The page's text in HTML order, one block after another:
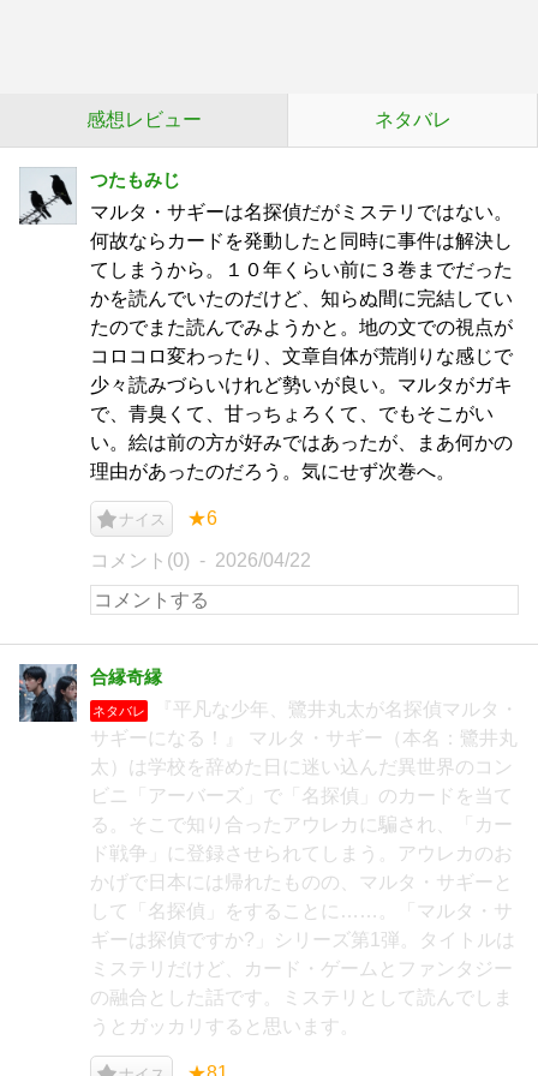
感想レビュー ネタバレ
つたもみじ
マルタ・サギーは名探偵だがミステリではない。
何故ならカードを発動したと同時に事件は解決し
てしまうから。１０年くらい前に３巻までだった
かを読んでいたのだけど、知らぬ間に完結してい
たのでまた読んでみようかと。地の文での視点が
コロコロ変わったり、文章自体が荒削りな感じで
少々読みづらいけれど勢いが良い。マルタがガキ
で、青臭くて、甘っちょろくて、でもそこがい
い。絵は前の方が好みではあったが、まあ何かの
理由があったのだろう。気にせず次巻へ。
ナイス ★6
コメント(0) 2026/04/22
合縁奇縁
ネタバレ
『平凡な少年、鷺井丸太が名探偵マルタ・
サギーになる！』 マルタ・サギー（本名：鷺井丸
太）は学校を辞めた日に迷い込んだ異世界のコン
ビニ「アーバーズ」で「名探偵」のカードを当て
る。そこで知り合ったアウレカに騙され、「カー
ド戦争」に登録させられてしまう。アウレカのお
かげで日本には帰れたものの、マルタ・サギーと
して「名探偵」をすることに……。「マルタ・サ
ギーは探偵ですか?」シリーズ第1弾。タイトルは
ミステリだけど、カード・ゲームとファンタジー
の融合とした話です。ミステリとして読んでしま
うとガッカリすると思います。